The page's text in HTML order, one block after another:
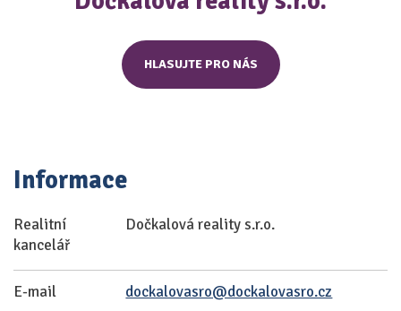
HLASUJTE PRO NÁS
Informace
Realitní
kancelář
Dočkalová reality s.r.o.
E-mail dockalovasro@dockalovasro.cz